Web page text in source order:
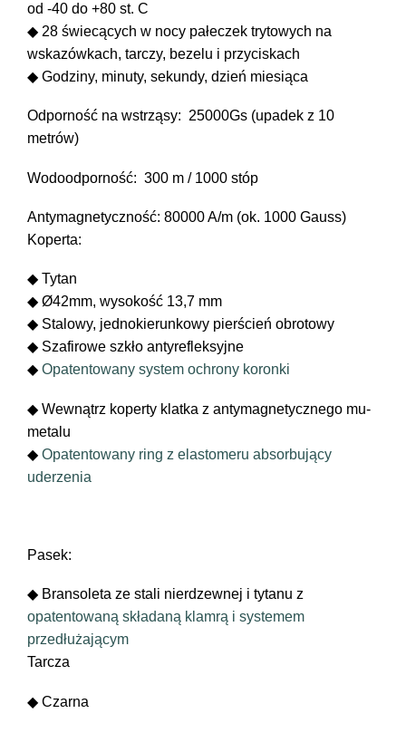
od -40 do +80 st. C
◆ 28 świecących w nocy pałeczek trytowych na
wskazówkach, tarczy, bezelu i przyciskach
◆ Godziny, minuty, sekundy, dzień miesiąca
Odporność na wstrząsy: 25000Gs (upadek z 10
metrów)
Wodoodporność: 300 m / 1000 stóp
Antymagnetyczność: 80000 A/m (ok. 1000 Gauss)
Koperta:
◆ Tytan
◆ Ø42mm, wysokość 13,7 mm
◆ Stalowy, jednokierunkowy pierścień obrotowy
◆ Szafirowe szkło antyrefleksyjne
◆ Opatentowany system ochrony koronki
◆ Wewnątrz koperty klatka z antymagnetycznego mu-
metalu
◆ Opatentowany ring z elastomeru absorbujący
uderzenia
Pasek:
◆ Bransoleta ze stali nierdzewnej i tytanu z
opatentowaną składaną klamrą i systemem
przedłużającym
Tarcza
◆ Czarna